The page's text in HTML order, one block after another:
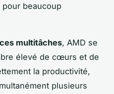
beaucoup
multitâches, AMD se
élevé de cœurs et de
la productivité,
plusieurs